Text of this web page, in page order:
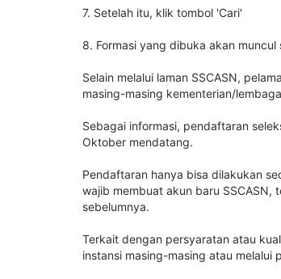
7. Setelah itu, klik tombol 'Cari'
8. Formasi yang dibuka akan
Selain melalui laman SSCASN,
masing-masing kementerian/
Sebagai informasi, pendaftaran
Oktober mendatang.
Pendaftaran hanya bisa dilakukan
wajib membuat akun baru SSCASN,
sebelumnya.
Terkait dengan persyaratan atau
instansi masing-masing atau melalui